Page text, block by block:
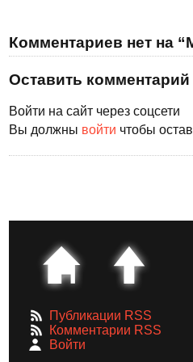
Комментариев нет на
Оставить комментарий
Войти на сайт через соцсети
Вы должны войти чтобы
Публикации RSS
Комментарии RSS
Войти